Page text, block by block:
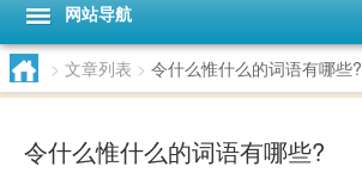
网站导航
> 文章列表 > 令什么惟什么的词语有哪些?
令什么惟什么的词语有哪些?